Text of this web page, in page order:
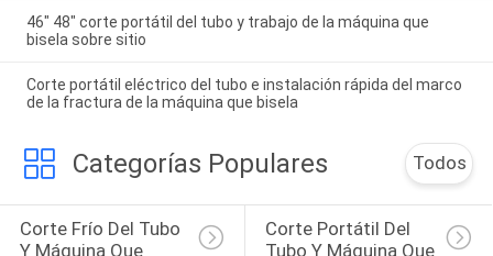
46" 48" corte portátil del tubo y trabajo de la máquina que
bisela sobre sitio
Corte portátil eléctrico del tubo e instalación rápida del marco
de la fractura de la máquina que bisela
Categorías Populares Todos
Corte Frío Del Tubo
Y Máquina Que
Corte Portátil Del
Tubo Y Máquina Que